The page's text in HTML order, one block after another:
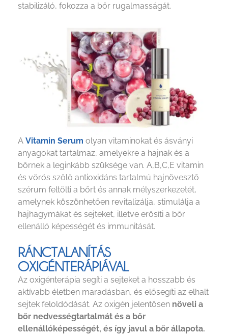
stabilizáló, fokozza a bőr rugalmasságát.
A Vitamin Serum olyan vitaminokat és ásványi
anyagokat tartalmaz, amelyekre a hajnak és a
bőrnek a leginkább szüksége van. A,B,C,E vitamin
és vörös szőlő antioxidáns tartalmú hajnövesztő
szérum feltölti a bőrt és annak mélyszerkezetét,
amelynek köszönhetően revitalizálja, stimulálja a
hajhagymákat és sejteket, illetve erősíti a bőr
ellenálló képességét és immunitását.
RÁNCTALANÍTÁS
OXIGÉNTERÁPIÁVAL
Az oxigénterápia segíti a sejteket a hosszabb és
aktívabb életben maradásban, és elősegíti az elhalt
sejtek feloldódását. Az oxigén jelentősen növeli a
bőr nedvességtartalmát és a bőr
ellenállóképességét, és így javul a bőr állapota.